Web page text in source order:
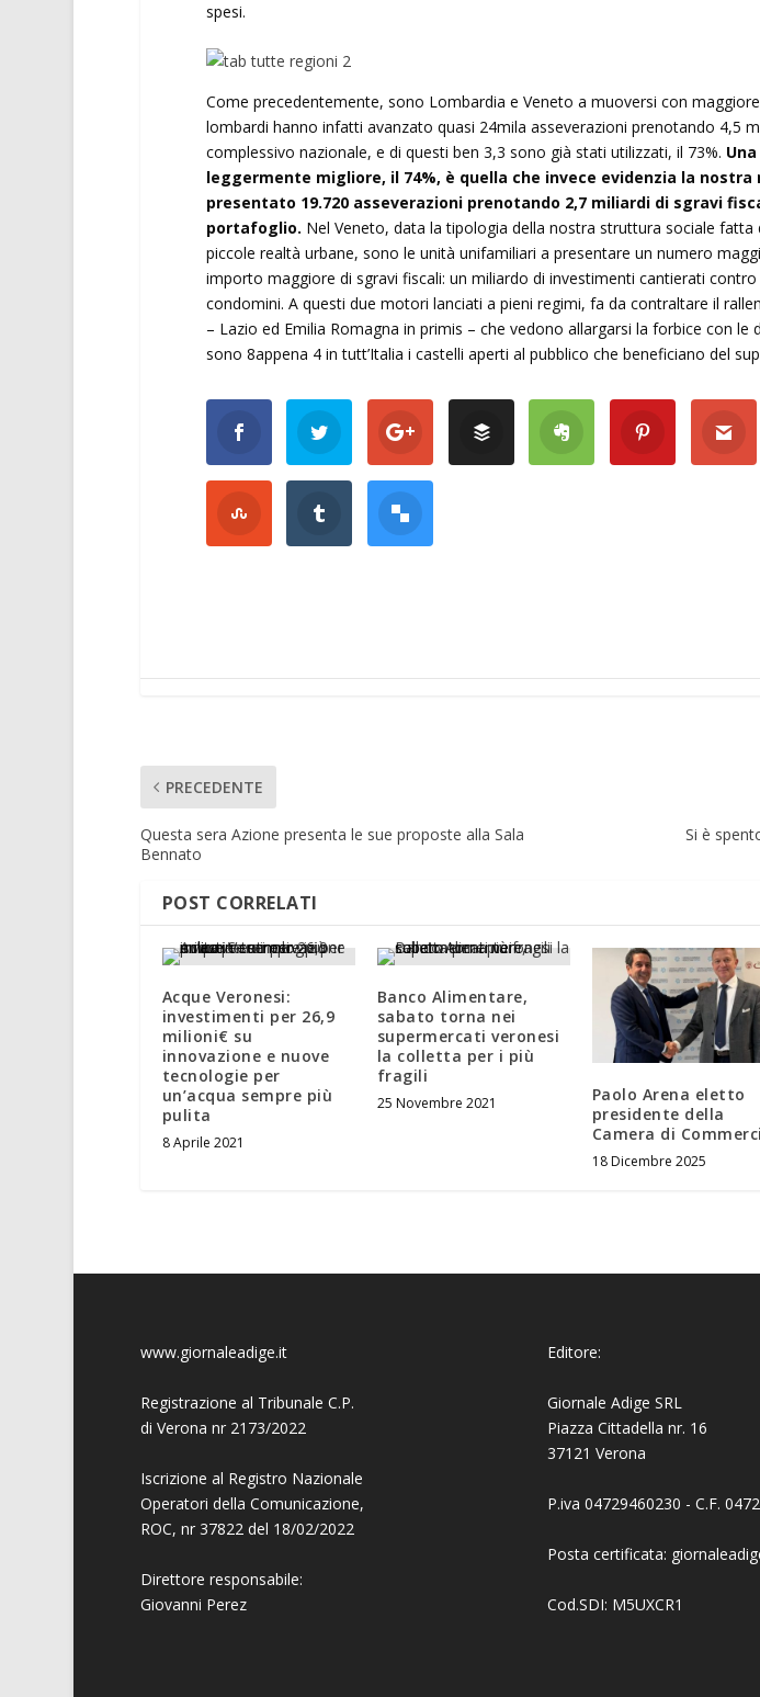
spesi.
Come precedentemente, sono Lombardia e Veneto a muoversi con
lombardi hanno infatti avanzato quasi 24mila asseverazioni prenotando 4,5
complessivo nazionale, e di questi ben 3,3 sono già stati utilizzati, il 73%.
leggermente migliore, il 74%, è quella che invece evidenzia la nostra
presentato 19.720 asseverazioni prenotando 2,7 miliardi di sgravi
portafoglio. Nel Veneto, data la tipologia della nostra struttura sociale fatta
piccole realtà urbane, sono le unità unifamiliari a presentare un numero
importo maggiore di sgravi fiscali: un miliardo di investimenti cantierati
condomini. A questi due motori lanciati a pieni regimi, fa da contraltare il
– Lazio ed Emilia Romagna in primis – che vedono allargarsi la forbice con le
sono 8appena 4 in tutt’Italia i castelli aperti al pubblico che beneficiano del
PRECEDENTE
Questa sera Azione presenta le sue proposte alla Sala
Bennato
Si è
POST CORRELATI
Acque Veronesi:
investimenti per 26,9
milioni€ su
innovazione e nuove
tecnologie per
un’acqua sempre più
pulita
8 Aprile 2021
Banco Alimentare,
sabato torna nei
supermercati veronesi
la colletta per i più
fragili
25 Novembre 2021
Paolo Arena eletto
presidente della
Camera di
18 Dicembre 2025
www.giornaleadige.it
Registrazione al Tribunale C.P.
di Verona nr 2173/2022
Iscrizione al Registro Nazionale
Operatori della Comunicazione,
ROC, nr 37822 del 18/02/2022
Direttore responsabile:
Giovanni Perez
Editore:
Giornale Adige SRL
Piazza Cittadella nr. 16
37121 Verona
P.iva 04729460230 - C.F.
Posta certificata:
Cod.SDI: M5UXCR1